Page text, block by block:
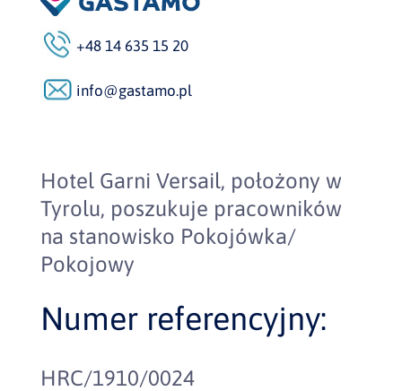
+48 14 635 15 20
info@gastamo.pl
Hotel Garni Versail, położony w
Tyrolu, poszukuje pracowników
na stanowisko Pokojówka/
Pokojowy
Numer referencyjny:
HRC/1910/0024